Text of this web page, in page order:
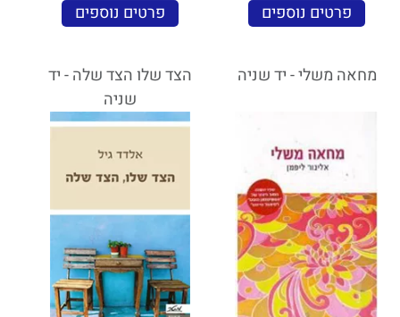
פרטים נוספים פרטים נוספים
מחאה משלי - יד שניה
הצד שלו הצד שלה - יד
שניה